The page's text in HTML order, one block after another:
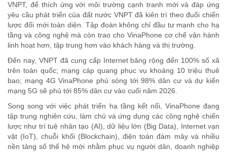
VNPT, để thích ứng với môi trường cạnh tranh mới và đáp ứng
yêu cầu phát triển của đất nước VNPT đã kiên trì theo đuổi chiến
lược đổi mới toàn diện. Tập đoàn không chỉ đầu tư mạnh cho hạ
tầng và công nghệ mà còn trao cho VinaPhone cơ chế vận hành
linh hoạt hơn, tập trung hơn vào khách hàng và thị trường.
Đến nay, VNPT đã cung cấp Internet băng rộng đến 100% số xã
trên toàn quốc; mạng cáp quang phục vụ khoảng 10 triệu thuê
bao; mạng 4G VinaPhone phủ sóng tới 98% dân cư và dự kiến
mạng 5G sẽ phủ tới 85% dân cư vào cuối năm 2026.
Song song với việc phát triển hạ tầng kết nối, VinaPhone đang
tập trung nghiên cứu, làm chủ và ứng dụng các công nghệ chiến
lược như trí tuệ nhân tạo (AI), dữ liệu lớn (Big Data), Internet vạn
vật (IoT), chuỗi khối (Blockchain), điện toán đám mây và nhiều
nền tảng số thế hệ mới nhằm phục vụ người dân, doanh nghiệp